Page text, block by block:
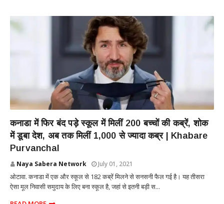
कनाडा में फिर बंद पड़े स्कूल में मिलीं 200 बच्चों की कब्रें, शोक
में डूबा देश, अब तक मिलीं 1,000 से ज्यादा कब्र | Khabare
Purvanchal
Naya Sabera Network July 01, 2021
ओटावा. कनाडा में एक और स्कूल से 182 कब्रें मिलने से सनसनी फैल गई है। यह तीसरा
ऐसा मूल निवासी समुदाय के लिए बना स्कूल है, जहां से इतनी बड़ी स...